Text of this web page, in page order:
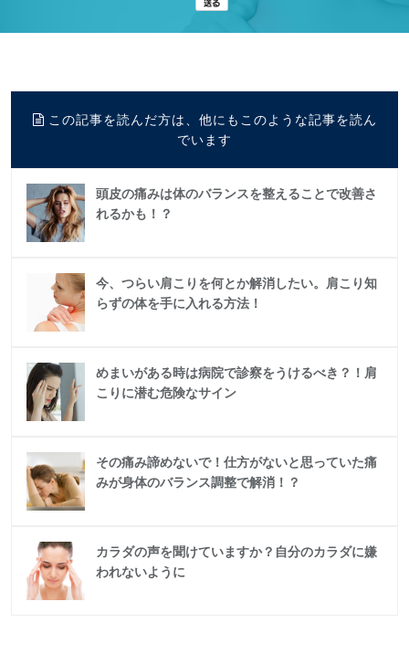
この記事を読んだ方は、他にもこのような記事を読ん
でいます
頭皮の痛みは体のバランスを整えることで改善さ
れるかも！？
今、つらい肩こりを何とか解消したい。肩こり知
らずの体を手に入れる方法！
めまいがある時は病院で診察をうけるべき？！肩
こりに潜む危険なサイン
その痛み諦めないで！仕方がないと思っていた痛
みが身体のバランス調整で解消！？
カラダの声を聞けていますか？自分のカラダに嫌
われないように